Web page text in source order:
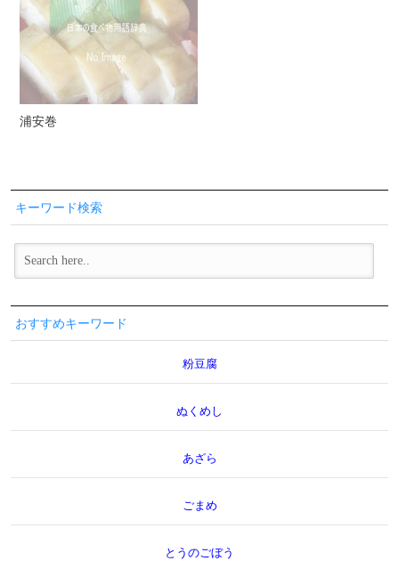
浦安巻
キーワード検索
おすすめキーワード
粉豆腐
ぬくめし
あざら
ごまめ
とうのごぼう